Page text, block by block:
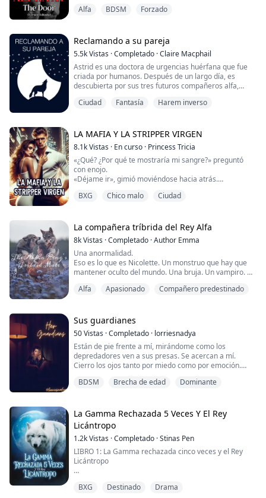
hombre, mirando al lobo. Disparó de nuevo antes de
La tía Rita me dijo que nunca creyera en los hombres
lobo. Eran malvados y desagradables.
Pero miré al lobo muy herido. Simplemente no podía
dejar que algui...
Alfa BDSM Forzado
Reclamando a su pareja
5.5kVistas ·Completado ·Claire Macphail
Astrid es una doctora de urgencias huérfana que fue
criada por humanos. Después de un largo día, es
descubierta por sus tres futuros compañeros alfa,
renegado que había estado aterrorizando su territorio.
para Astrid y sus compañeros. Astrid debe ...
Ciudad Fantasía Harem inverso
LA MAFIA Y LA STRIPPER VIRGEN
8.1kVistas · En curso · Princess Tricia
«¿Qué? ¿Por qué te mostraría mi sangre?» preguntó
con enojo.
«Déjame ir», gimió moviéndose hacia atrás.
«Déjame en paz, no quiero hacer esto. Soy virgen, no
ella y se quedó mirándola con incredulidad
«NOSOTROS... ¿Qué dijiste?» tartamudeó.
«YO... Soy virgen», vo...
BXG Chico malo Ciudad
La compañera tríbrida del Rey Alfa
8kVistas ·Completado ·Author Emma
Una anormalidad.
Eso es lo que es Nicolette. Un monstruo que hay que
mantener oculto del mundo. Una bruja. Un vampiro. Un
poder en una forma tan pequeña.
683 años y nunca se molestó en buscarlo. Permanece
escondida. No quería que me encontraran...
Alfa Apasionado Compañero predestinado
Sus guardianes
50Vistas ·Completado · lorriesnadya
Están de pie frente a mí, mirándome como los
depredadores ven a sus presas. Se acercan a mí.
Cierro los ojos tanto por miedo como por emoción.
«Sabes lo que has hecho, gatita. ¿Verdad?» , me
«Creo que nuestras mascotas necesitan más castigo.
Ya ha olvidado las reglas», dijo Travis.
«Nuestra niña ha sido una niña muy mala al
escondernos algo así. Necesita que la azoten. N...
BDSM Brecha de edad Dominante
La Gamma Rechazada 5 Veces Y El Rey
Licántropo
1.2kVistas ·Completado ·Stinas Pen
LIBRO 1: La Gamma rechazada cinco veces y el Rey
Licántropo
Gamma Lucianne suplicó a la Diosa de la Luna que la
BXG Destinado Drama